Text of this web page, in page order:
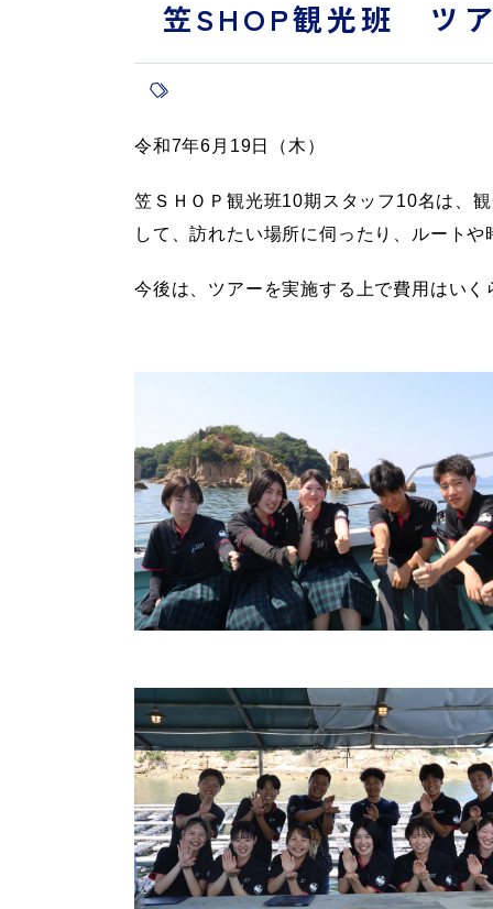
笠SHOP観光班 ツ
令和7年6月19日（木）
笠ＳＨＯＰ観光班10期スタッフ10名は、
して、訪れたい場所に伺ったり、ルート
今後は、ツアーを実施する上で費用はい